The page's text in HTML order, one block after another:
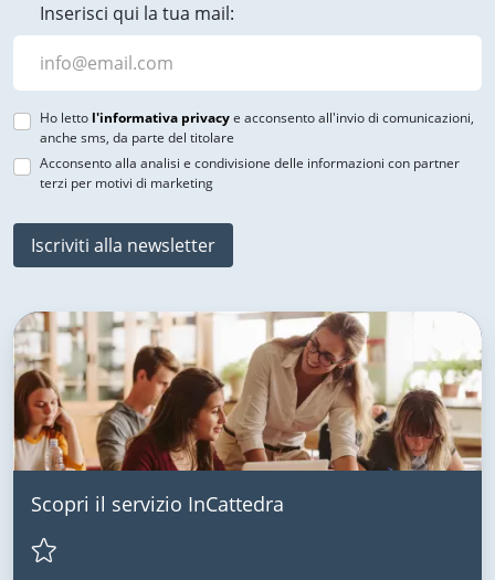
Inserisci qui la tua mail:
Ho letto l'informativa privacye acconsento all'invio di comunicazioni,
anche sms, da parte del titolare
Acconsento alla analisi e condivisione delle informazioni con partner
terzi per motivi di marketing
Iscriviti alla newsletter
Scopri il servizio InCattedra